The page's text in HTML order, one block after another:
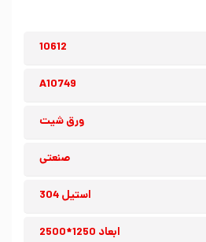
10612
A10749
ورق شیت
صنعتی
استیل 304
ابعاد 1250*2500